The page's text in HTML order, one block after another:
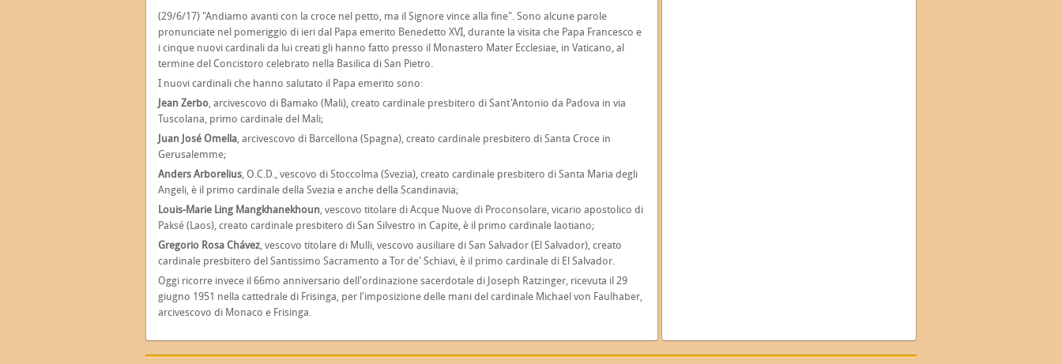
(29/6/17) "Andiamo avanti con la croce nel petto, ma il Signore vince alla fine". Sono alcune parole
pronunciate nel pomeriggio di ieri dal Papa emerito Benedetto XVI, durante la visita che Papa Francesco e
i cinque nuovi cardinali da lui creati gli hanno fatto presso il Monastero Mater Ecclesiae, in Vaticano, al
termine del Concistoro celebrato nella Basilica di San Pietro.
I nuovi cardinali che hanno salutato il Papa emerito sono:
Jean Zerbo , arcivescovo di Bamako (Mali), creato cardinale presbitero di Sant'Antonio da Padova in via
Tuscolana, primo cardinale del Mali;
Juan José Omella , arcivescovo di Barcellona (Spagna), creato cardinale presbitero di Santa Croce in
Gerusalemme;
Anders Arborelius , O.C.D., vescovo di Stoccolma (Svezia), creato cardinale presbitero di Santa Maria degli
Angeli, è il primo cardinale della Svezia e anche della Scandinavia;
Louis-Marie Ling Mangkhanekhoun , vescovo titolare di Acque Nuove di Proconsolare, vicario apostolico di
Paksé (Laos), creato cardinale presbitero di San Silvestro in Capite, è il primo cardinale laotiano;
Gregorio Rosa Chávez , vescovo titolare di Mulli, vescovo ausiliare di San Salvador (El Salvador), creato
cardinale presbitero del Santissimo Sacramento a Tor de' Schiavi, è il primo cardinale di El Salvador.
Oggi ricorre invece il 66mo anniversario dell'ordinazione sacerdotale di Joseph Ratzinger, ricevuta il 29
giugno 1951 nella cattedrale di Frisinga, per l'imposizione delle mani del cardinale Michael von Faulhaber,
arcivescovo di Monaco e Frisinga.